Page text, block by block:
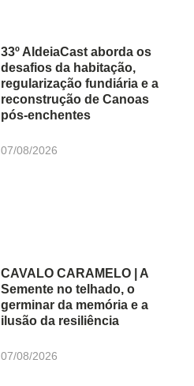
33º AldeiaCast aborda os
desafios da habitação,
regularização fundiária e a
reconstrução de Canoas
pós-enchentes
07/08/2026
CAVALO CARAMELO | A
Semente no telhado, o
germinar da memória e a
ilusão da resiliência
07/08/2026